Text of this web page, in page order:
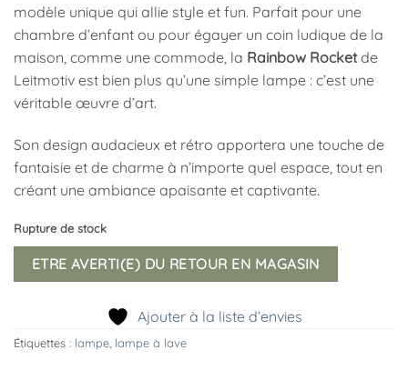
modèle unique qui allie style et fun. Parfait pour une
chambre d’enfant ou pour égayer un coin ludique de la
maison, comme une commode, la Rainbow Rocketde
Leitmotiv est bien plus qu’une simple lampe : c’est une
véritable œuvre d’art.
Son design audacieux et rétro apportera une touche de
fantaisie et de charme à n’importe quel espace, tout en
créant une ambiance apaisante et captivante.
Rupture de stock
ETRE AVERTI(E) DU RETOUR EN MAGASIN
Ajouter à la liste d’envies
Étiquettes : lampe lampe à lave